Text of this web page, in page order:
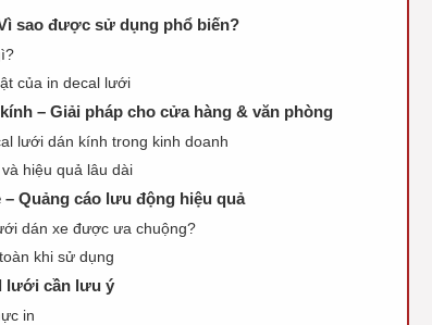
sao được sử dụng phổ biến?
của in decal lưới
– Giải pháp cho cửa hàng & văn phòng
lưới dán kính trong kinh doanh
hiệu quả lâu dài
Quảng cáo lưu động hiệu quả
dán xe được ưa chuộng?
khi sử dụng
lưới cần lưu ý
in